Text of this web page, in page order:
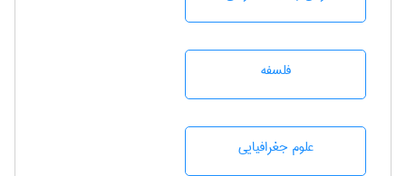
فلسفه
علوم جغرافيايی